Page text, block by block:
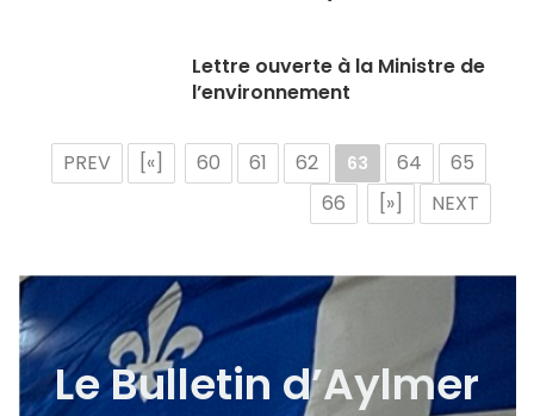
Lettre ouverte à la Ministre de
l’environnement
PREV [«] 60 61 62 63 64
65
66
[»] NEXT
Le Bulletin d’Aylmer